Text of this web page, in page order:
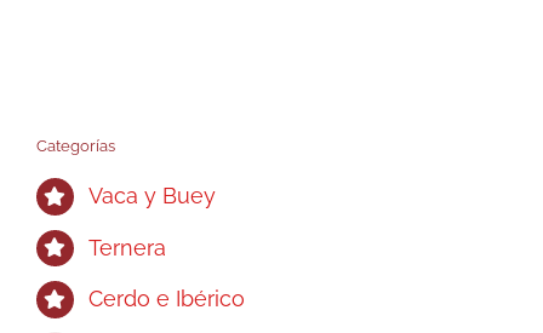
Categorías
Vaca y Buey
Ternera
Cerdo e Ibérico